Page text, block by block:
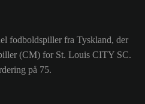
fodboldspiller fra Tyskland, der
(CM) for St. Louis CITY SC.
på 75.